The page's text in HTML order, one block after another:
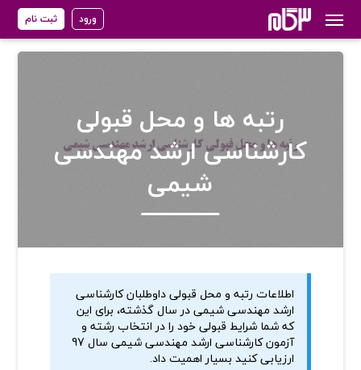
ورود ثبت نام
رتبه ها و محل قبولی
کارشناسی ارشد مهندسی
شیمی
اطلاعات رتبه و محل قبولی داوطلبان کارشناسی
ارشد مهندسی شیمی در سال گذشته، برای این
که شما شرایط قبولی خود را در انتخاب رشته و
آزمون کارشناسی ارشد مهندسی شیمی سال 97
ارزیابی کنید بسیار اهمیت داد.